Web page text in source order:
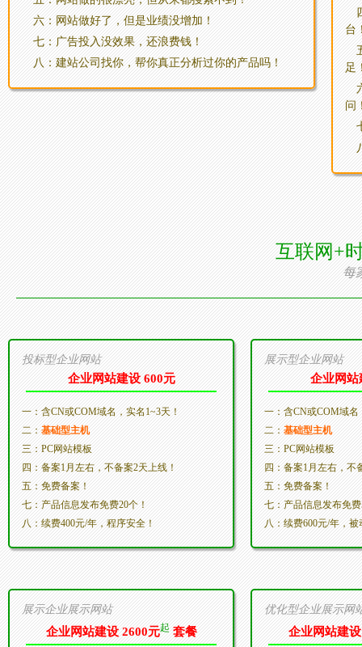
六：网站做好了，但是业绩没增加！
七：广告投入没效果，还浪费钱！
八：建站公司找你，帮你真正分析过你的产品吗！
台
足
问
互联网+
每
投标型企业网站
企业网站建设 600元
一：含CN或COM域名，实名1~3天！
二：基础型主机
三：PC网站模板
四：备案1月左右，不备案2天上线！
五：免费备案！
七：产品信息发布免费20个！
八：续费400元/年，程序安全！
展示型企业网站
企业网站
一：含CN或COM域名
二：基础型主机
三：PC网站模板
四：备案1月左右，不
五：免费备案！
七：产品信息发布免
八：续费600元/年，被
展示企业展示网站
企业网站建设 2600元起套餐
优化型企业展示网
企业网站建